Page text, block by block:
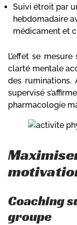
Suivi étroit par
hebdomadaire
médicament et
L’effet se
clarté mentale
des ruminations.
supervisé
pharmacologie
Coaching
groupe